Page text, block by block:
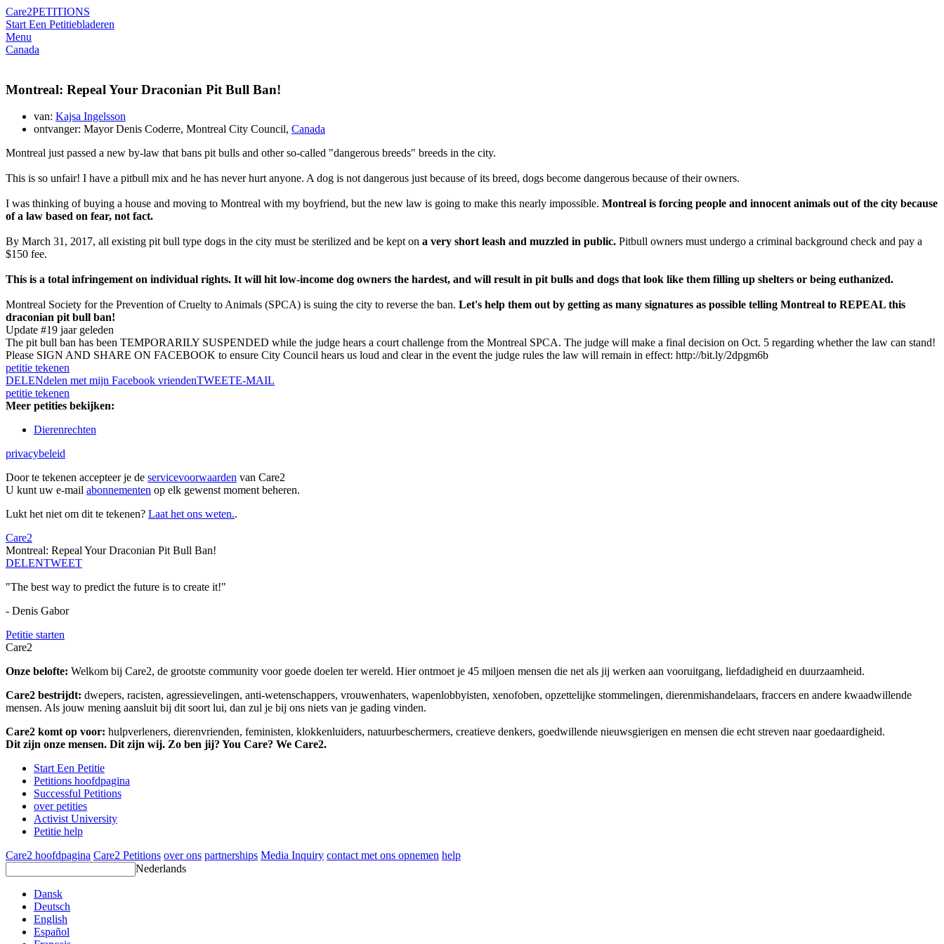
Care2PETITIONS
Start Een Petitiebladeren
Menu
Canada
Montreal: Repeal Your Draconian Pit Bull Ban!
van: Kajsa Ingelsson
ontvanger: Mayor Denis Coderre, Montreal City Council, Canada
Montreal just passed a new by-law that bans pit bulls and other so-called "dangerous breeds" breeds in the city.
This is so unfair! I have a pitbull mix and he has never hurt anyone. A dog is not dangerous just because of its breed, dogs become dangerous because of their owners.
I was thinking of buying a house and moving to Montreal with my boyfriend, but the new law is going to make this nearly impossible. Montreal is forcing people and innocent animals out of the city because
of a law based on fear, not fact.
By March 31, 2017, all existing pit bull type dogs in the city must be sterilized and be kept on a very short leash and muzzled in public. Pitbull owners must undergo a criminal background check and pay a
$150 fee.
This is a total infringement on individual rights. It will hit low-income dog owners the hardest, and will result in pit bulls and dogs that look like them filling up shelters or being euthanized.
Montreal Society for the Prevention of Cruelty to Animals (SPCA) is suing the city to reverse the ban. Let's help them out by getting as many signatures as possible telling Montreal to REPEAL this
draconian pit bull ban!
Update #19 jaar geleden
The pit bull ban has been TEMPORARILY SUSPENDED while the judge hears a court challenge from the Montreal SPCA. The judge will make a final decision on Oct. 5 regarding whether the law can stand!
Please SIGN AND SHARE ON FACEBOOK to ensure City Council hears us loud and clear in the event the judge rules the law will remain in effect: http://bit.ly/2dpgm6b
petitie tekenen
DELENdelen met mijn Facebook vriendenTWEETE-MAIL
petitie tekenen
Meer petities bekijken:
Dierenrechten
privacybeleid
Door te tekenen accepteer je de servicevoorwaarden van Care2
U kunt uw e-mail abonnementen op elk gewenst moment beheren.
Lukt het niet om dit te tekenen? Laat het ons weten..
Care2
Montreal: Repeal Your Draconian Pit Bull Ban!
DELENTWEET
"The best way to predict the future is to create it!"
- Denis Gabor
Petitie starten
Care2
Onze belofte: Welkom bij Care2, de grootste community voor goede doelen ter wereld. Hier ontmoet je 45 miljoen mensen die net als jij werken aan vooruitgang, liefdadigheid en duurzaamheid.
Care2 bestrijdt: dwepers, racisten, agressievelingen, anti-wetenschappers, vrouwenhaters, wapenlobbyisten, xenofoben, opzettelijke stommelingen, dierenmishandelaars, fraccers en andere kwaadwillende
mensen. Als jouw mening aansluit bij dit soort lui, dan zul je bij ons niets van je gading vinden.
Care2 komt op voor: hulpverleners, dierenvrienden, feministen, klokkenluiders, natuurbeschermers, creatieve denkers, goedwillende nieuwsgierigen en mensen die echt streven naar goedaardigheid.
Dit zijn onze mensen. Dit zijn wij. Zo ben jij? You Care? We Care2.
Start Een Petitie
Petitions hoofdpagina
Successful Petitions
over petities
Activist University
Petitie help
Care2 hoofdpagina Care2 Petitions over ons partnerships Media Inquiry contact met ons opnemen help
Nederlands
Dansk
Deutsch
English
Español